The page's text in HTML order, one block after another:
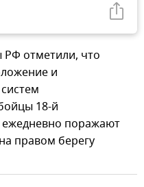
отметили, что
и
18-й
поражают
правом берегу